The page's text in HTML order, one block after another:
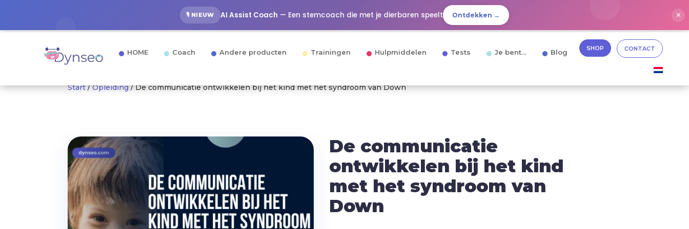
🎙️ NIEUW AI Assist Coach — Een stemcoach die met je dierbaren speelt Ontdekken → ✕
HOME Coach Andere producten Trainingen Hulpmiddelen Tests Je bent… Blog SHOP CONTACT
Start/Opleiding/ De communicatie ontwikkelen bij het kind met het syndroom van Down
De communicatie
ontwikkelen bij het kind
met het syndroom van
Down